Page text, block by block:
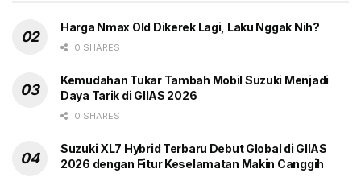
Harga Nmax Old Dikerek Lagi, Laku Nggak Nih?
0 SHARES
Kemudahan Tukar Tambah Mobil Suzuki Menjadi
Daya Tarik di GIIAS 2026
0 SHARES
Suzuki XL7 Hybrid Terbaru Debut Global di GIIAS
2026 dengan Fitur Keselamatan Makin Canggih